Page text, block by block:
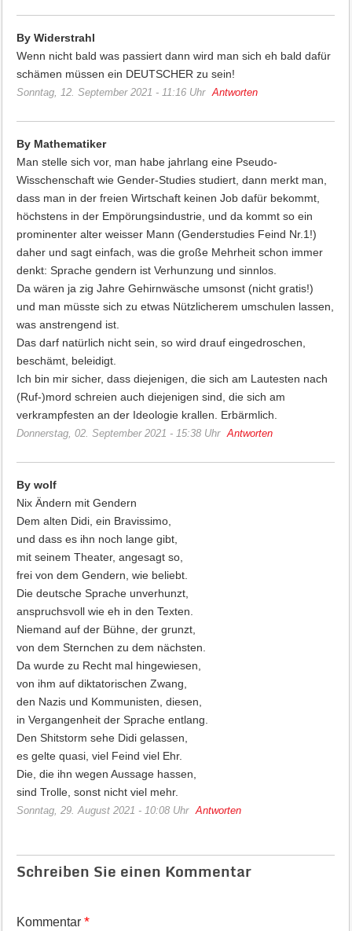
By Widerstrahl
Wenn nicht bald was passiert dann wird man sich eh bald dafür
schämen müssen ein DEUTSCHER zu sein!
Sonntag, 12. September 2021 - 11:16 Uhr Antworten
By Mathematiker
Man stelle sich vor, man habe jahrlang eine Pseudo-
Wisschenschaft wie Gender-Studies studiert, dann merkt man,
dass man in der freien Wirtschaft keinen Job dafür bekommt,
höchstens in der Empörungsindustrie, und da kommt so ein
prominenter alter weisser Mann (Genderstudies Feind Nr.1!)
daher und sagt einfach, was die große Mehrheit schon immer
denkt: Sprache gendern ist Verhunzung und sinnlos.
Da wären ja zig Jahre Gehirnwäsche umsonst (nicht gratis!)
und man müsste sich zu etwas Nützlicherem umschulen lassen,
was anstrengend ist.
Das darf natürlich nicht sein, so wird drauf eingedroschen,
beschämt, beleidigt.
Ich bin mir sicher, dass diejenigen, die sich am Lautesten nach
(Ruf-)mord schreien auch diejenigen sind, die sich am
verkrampfesten an der Ideologie krallen. Erbärmlich.
Donnerstag, 02. September 2021 - 15:38 Uhr Antworten
By wolf
Nix Ändern mit Gendern
Dem alten Didi, ein Bravissimo,
und dass es ihn noch lange gibt,
mit seinem Theater, angesagt so,
frei von dem Gendern, wie beliebt.
Die deutsche Sprache unverhunzt,
anspruchsvoll wie eh in den Texten.
Niemand auf der Bühne, der grunzt,
von dem Sternchen zu dem nächsten.
Da wurde zu Recht mal hingewiesen,
von ihm auf diktatorischen Zwang,
den Nazis und Kommunisten, diesen,
in Vergangenheit der Sprache entlang.
Den Shitstorm sehe Didi gelassen,
es gelte quasi, viel Feind viel Ehr.
Die, die ihn wegen Aussage hassen,
sind Trolle, sonst nicht viel mehr.
Sonntag, 29. August 2021 - 10:08 Uhr Antworten
Schreiben Sie einen Kommentar
Kommentar *